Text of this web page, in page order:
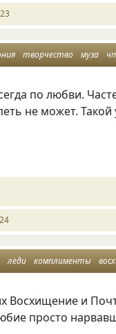
творчество муза
по любви.
не может. Такой
леди комплименты
Восхищение и
просто